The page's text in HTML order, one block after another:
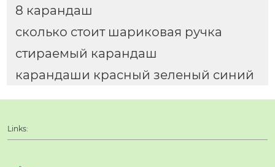
8 карандаш
сколько стоит шариковая ручка
стираемый карандаш
карандаши красный зеленый синий
Links: